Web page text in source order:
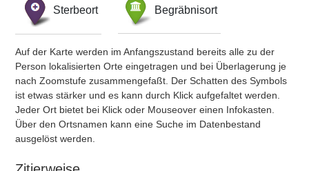
Sterbeort Begräbnisort
Auf der Karte werden im Anfangszustand bereits alle zu der
Person lokalisierten Orte eingetragen und bei Überlagerung je
nach Zoomstufe zusammengefaßt. Der Schatten des Symbols
ist etwas stärker und es kann durch Klick aufgefaltet werden.
Jeder Ort bietet bei Klick oder Mouseover einen Infokasten.
Über den Ortsnamen kann eine Suche im Datenbestand
ausgelöst werden.